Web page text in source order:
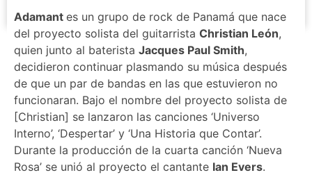
Adamant es un grupo de rock de Panamá que nace
del proyecto solista del guitarrista Christian León,
quien junto al baterista Jacques Paul Smith,
decidieron continuar plasmando su música después
de que un par de bandas en las que estuvieron no
funcionaran. Bajo el nombre del proyecto solista de
[Christian] se lanzaron las canciones ‘Universo
Interno’, ‘Despertar’ y ‘Una Historia que Contar’.
Durante la producción de la cuarta canción ‘Nueva
Rosa’ se unió al proyecto el cantante Ian Evers.